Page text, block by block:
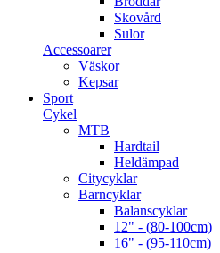
Skovård
Sulor
Accessoarer
Väskor
Kepsar
Sport
Cykel
MTB
Hardtail
Heldämpad
Citycyklar
Barncyklar
Balanscyklar
12" - (80-100cm)
16" - (95-110cm)